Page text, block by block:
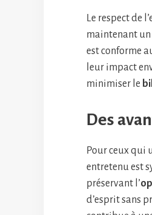
Le respect de
maintenant
est conforme
leur impact
minimiser le
Des
Pour ceux qui
entretenu est
préservant l’
d’esprit sans